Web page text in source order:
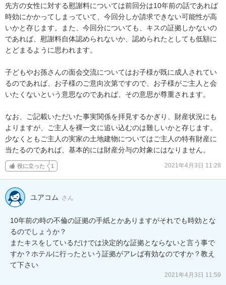
先方の女性に対する慰謝料については前回分は10年前の話であれば
時効にかかってしまっていて、今回分しか請求できない可能性が高
いかと存じます。また、今回分についても、キスの証拠しかないの
であれば、慰謝料自体認められないか、認められたとしても低額に
とどまるように思われます。
子どもやお孫さんの面会交流についてはお子様が既に成人されてい
るのであれば、お子様のご意向次第ですので、お子様がご主人と会
いたくないという意思なのであれば、その意思が尊重されます。
なお、ご記載いただいた事実関係を拝見するかぎり、財産状況にも
よりますが、ご主人を裸一文に追い込むのは難しいかと存じます。
少なくともご主人の実家の土地建物についてはご主人の特有財産に
当たるのであれば、基本的には財産分与の対象にはなりません。
役に立った 1 2021年4月3日 11:28
ユアコム さん
10年前の時の不倫の証拠の手紙とかありますがそれでも時効とな
るのでしょうか？
またキスをしているだけでは決定的な証拠とならないと言う事で
すか？ホテルに行ったという証拠がアレば有効なのですか？教え
て下さい
2021年4月3日 11:59